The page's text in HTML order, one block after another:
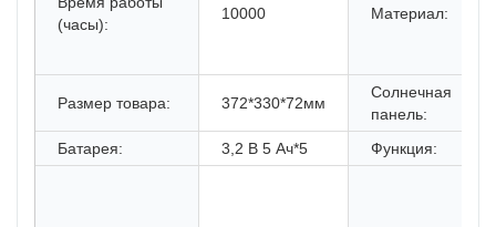
(часы):
10000 Материал:
Размер товара: 372*330*72мм
Солнечная
панель:
Батарея:
3,2 В 5 Ач*5 Функция: